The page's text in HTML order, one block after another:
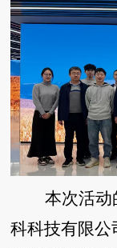
本次活
科科技有限公